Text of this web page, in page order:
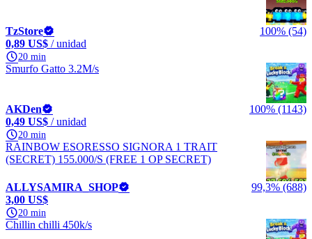
TzStore
100% (54)
0,89 US$ / unidad
20 min
Smurfo Gatto 3.2M/s
AKDen
100% (1143)
0,49 US$ / unidad
20 min
RAINBOW ESORESSO SIGNORA 1 TRAIT
(SECRET) 155.000/S (FREE 1 OP SECRET)
ALLYSAMIRA_SHOP
99,3% (688)
3,00 US$
20 min
Chillin chilli 450k/s